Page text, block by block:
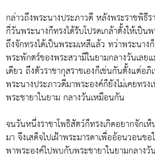
กล่าวถึงพระนางประภาวดี หลังพระราชพิธีร
กี่วันพระนางก็ทรงได้รับโปรดเกล้าตั้งให้เป็น
ถึงจักทรงได้เป็นพระมเหสีแล้ว ทว่าพระนาง
พระพักตร์ของพระสวามีในยามกลางวันเลย
เดียว ถึงตัวราชากุสราชเองก็เช่นกันตั้งแต่อ
พระนางประภาวดีมาพระองค์ก็ยังไม่เคยทร
พระชายาในยาม กลางวันเหมือนกัน
จนวันหนึ่งราชาโพธิสัตว์ก็ทรงเกิดอยากจักเ
มา จึงเสด็จไปเฝ้าพระมารดาเพื่ออ้อนวอนข
พาพระองค์ไปพบกับพระชายาในยามกลางวั